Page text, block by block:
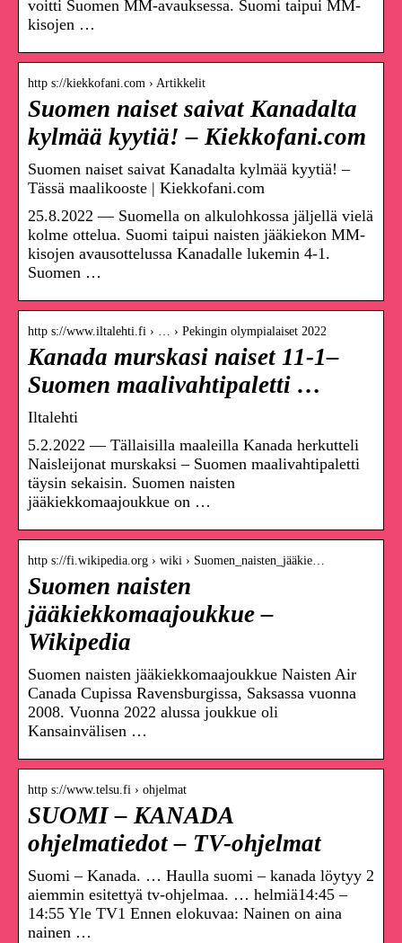
voitti Suomen MM-avauksessa. Suomi taipui MM-
kisojen …
http s://kiekkofani.com › Artikkelit
Suomen naiset saivat Kanadalta
kylmää kyytiä! – Kiekkofani.com
Suomen naiset saivat Kanadalta kylmää kyytiä! –
Tässä maalikooste | Kiekkofani.com
25.8.2022 — Suomella on alkulohkossa jäljellä vielä
kolme ottelua. Suomi taipui naisten jääkiekon MM-
kisojen avausottelussa Kanadalle lukemin 4-1.
Suomen …
http s://www.iltalehti.fi › … › Pekingin olympialaiset 2022
Kanada murskasi naiset 11-1–
Suomen maalivahtipaletti …
Iltalehti
5.2.2022 — Tällaisilla maaleilla Kanada herkutteli
Naisleijonat murskaksi – Suomen maalivahtipaletti
täysin sekaisin. Suomen naisten
jääkiekkomaajoukkue on …
http s://fi.wikipedia.org › wiki › Suomen_naisten_jääkie…
Suomen naisten
jääkiekkomaajoukkue –
Wikipedia
Suomen naisten jääkiekkomaajoukkue Naisten Air
Canada Cupissa Ravensburgissa, Saksassa vuonna
2008. Vuonna 2022 alussa joukkue oli
Kansainvälisen …
http s://www.telsu.fi › ohjelmat
SUOMI – KANADA
ohjelmatiedot – TV-ohjelmat
Suomi – Kanada. … Haulla suomi – kanada löytyy 2
aiemmin esitettyä tv-ohjelmaa. … helmiä14:45 –
14:55 Yle TV1 Ennen elokuvaa: Nainen on aina
nainen …